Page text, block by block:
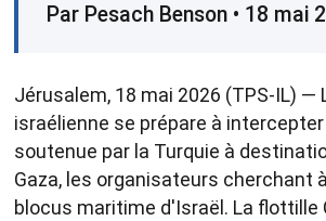
Par Pesach Benson • 18 mai
Jérusalem, 18 mai 2026 (TPS-IL) —
israélienne se prépare à
soutenue par la Turquie à
Gaza, les organisateurs cherchant
blocus maritime d'Israël. La flottille